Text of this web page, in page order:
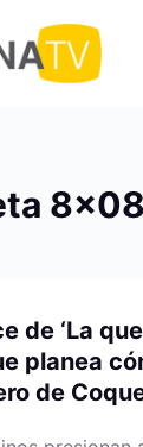
8×08
de ‘La
planea
de